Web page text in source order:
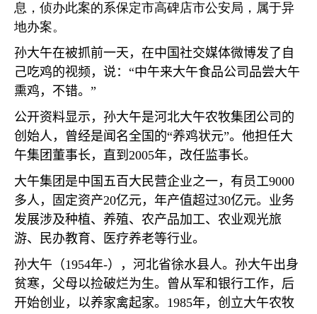
息，侦办此案的系保定市高碑店市公安局，属于异
地办案。
孙大午在被抓前一天，在中国社交媒体微博发了自
己吃鸡的视频，说： “中午来大午食品公司品尝大午
熏鸡，不错。 ”
公开资料显示，孙大午是河北大午农牧集团公司的
创始人，曾经是闻名全国的“养鸡状元”。他担任大
午集团董事长，直到 2005年，改任监事长。
大午集团是中国五百大民营企业之一，有员工9000
多人，固定资产20亿元，年产值超过30亿元。业务
发展涉及种植、养殖、农产品加工、农业观光旅
游、民办教育、医疗养老等行业。
孙大午（1954年-），河北省徐水县人。孙大午出身
贫寒，父母以捡破烂为生。曾从军和银行工作，后
开始创业，以养家禽起家。 1985年，创立大午农牧